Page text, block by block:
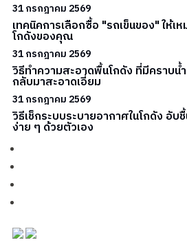
31 กรกฎาคม 2569
เทคนิคการเลือกซื้อ "รถเข็นของ" ให้เ
โกดังของคุณ
31 กรกฎาคม 2569
วิธีทำความสะอาดพื้นโกดัง ที่มีคราบน้
กลับมาสะอาดเอี่ยม
31 กรกฎาคม 2569
วิธีเช็กระบบระบายอากาศในโกดัง อับ
ง่าย ๆ ด้วยตัวเอง